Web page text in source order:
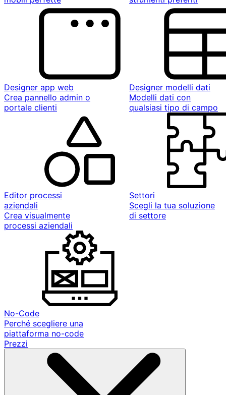
Designer app web
Crea pannello admin o
portale clienti
Designer modelli dati
Modelli dati con
qualsiasi tipo di campo
Editor processi
aziendali
Crea visualmente
processi aziendali
Settori
Scegli la tua soluzione
di settore
No-Code
Perché scegliere una
piattaforma no-code
Prezzi